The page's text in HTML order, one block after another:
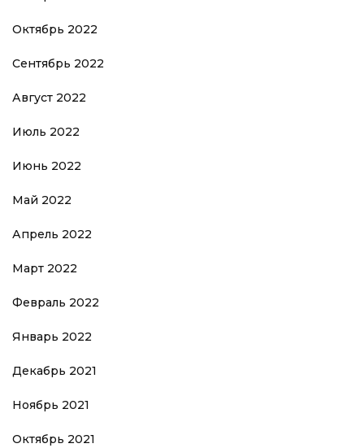
Октябрь 2022
Сентябрь 2022
Август 2022
Июль 2022
Июнь 2022
Май 2022
Апрель 2022
Март 2022
Февраль 2022
Январь 2022
Декабрь 2021
Ноябрь 2021
Октябрь 2021